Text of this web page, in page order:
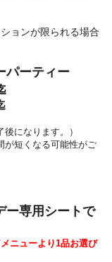
ョンが限られる場合
パーティー
になります。）
短くなる可能性がご
ー専用シートで
ニューより1品お選び